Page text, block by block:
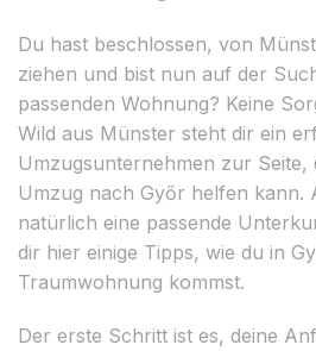
Du hast beschlossen, von
ziehen und bist nun auf der
passenden Wohnung? Keine
Wild aus Münster steht dir ein
Umzugsunternehmen zur Seite,
Umzug nach Győr helfen kann.
natürlich eine passende
dir hier einige Tipps, wie du in
Traumwohnung kommst.
Der erste Schritt ist es, deine